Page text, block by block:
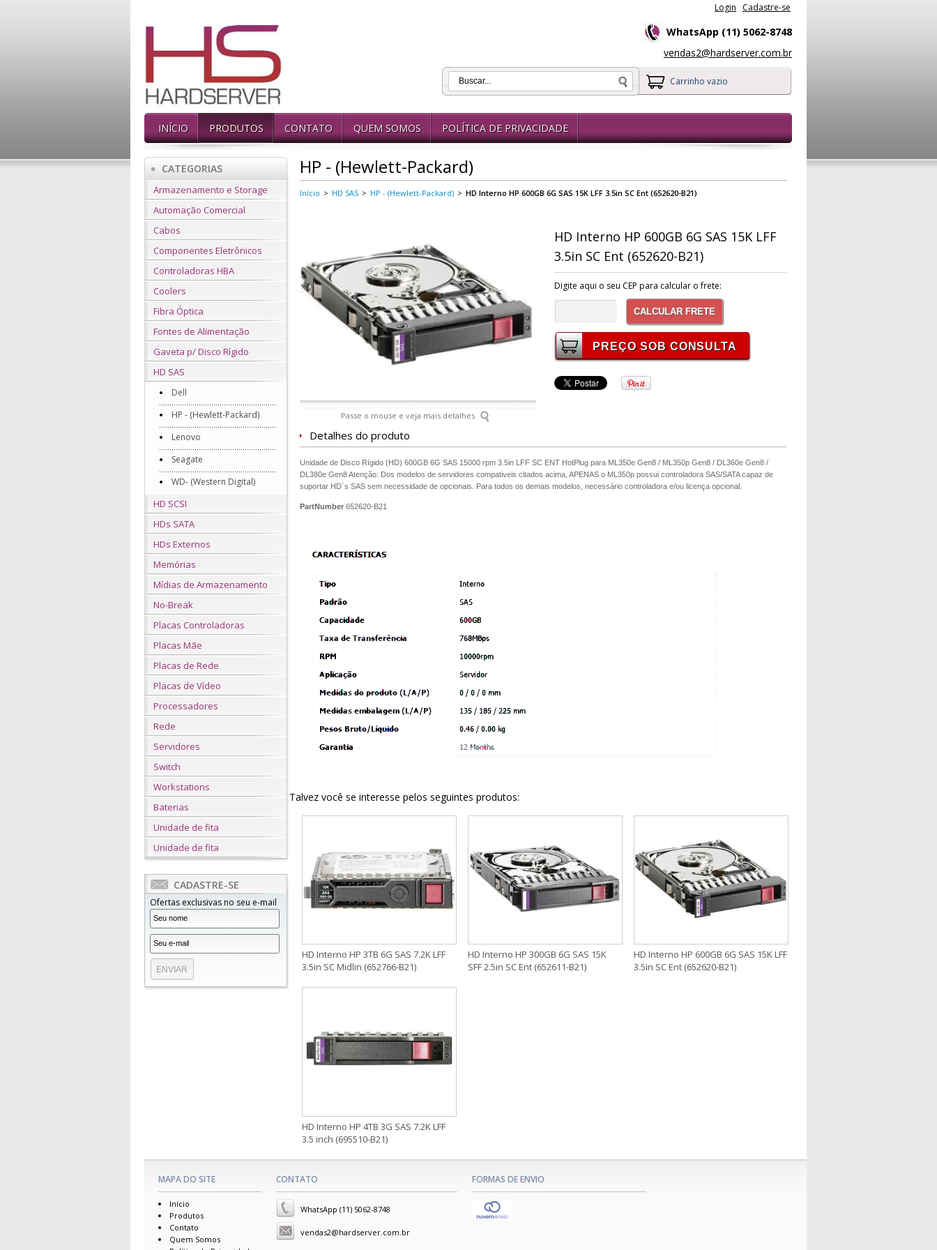
Login Cadastre-se
WhatsApp (11) 5062-8748
vendas2@hardserver.com.br
Carrinho vazio
INÍCIO PRODUTOS CONTATO QUEM SOMOS POLÍTICA DE PRIVACIDADE
CATEGORIAS
Armazenamento e Storage
Automação Comercial
Cabos
Componentes Eletrônicos
Controladoras HBA
Coolers
Fibra Óptica
Fontes de Alimentação
Gaveta p/ Disco Rígido
HD SAS
Dell
HP - (Hewlett-Packard)
Lenovo
Seagate
WD- (Western Digital)
HD SCSI
HDs SATA
HDs Externos
Memórias
Mídias de Armazenamento
No-Break
Placas Controladoras
Placas Mãe
Placas de Rede
Placas de Vídeo
Processadores
Rede
Servidores
Switch
Workstations
Baterias
Unidade de fita
Unidade de fita
CADASTRE-SE
Ofertas exclusivas no seu e-mail
HP - (Hewlett-Packard)
Início > HD SAS > HP - (Hewlett-Packard) > HD Interno HP 600GB 6G SAS 15K LFF 3.5in SC Ent (652620-B21)
Passe o mouse e veja mais detalhes
HD Interno HP 600GB 6G SAS 15K LFF
3.5in SC Ent (652620-B21)
Digite aqui o seu CEP para calcular o frete:
CALCULAR FRETE
Detalhes do produto
Unidade de Disco Rígido (HD) 600GB 6G SAS 15000 rpm 3.5in LFF SC ENT HotPlug para ML350e Gen8 / ML350p Gen8 / DL360e Gen8 /
DL380e Gen8 Atenção: Dos modelos de servidores compativeis citados acima, APENAS o ML350p possui controladora SAS/SATA capaz de
suportar HD´s SAS sem necessidade de opcionais. Para todos os demais modelos, necessário controladora e/ou licença opcional.
PartNumber 652620-B21
Talvez você se interesse pelos seguintes produtos:
HD Interno HP 3TB 6G SAS 7.2K LFF
3.5in SC Midlin (652766-B21)
HD Interno HP 300GB 6G SAS 15K
SFF 2.5in SC Ent (652611-B21)
HD Interno HP 600GB 6G SAS 15K LFF
3.5in SC Ent (652620-B21)
HD Interno HP 4TB 3G SAS 7.2K LFF
3.5 inch (695510-B21)
MAPA DO SITE
Início
Produtos
Contato
Quem Somos
CONTATO
WhatsApp (11) 5062-8748
vendas2@hardserver.com.br
FORMAS DE ENVIO